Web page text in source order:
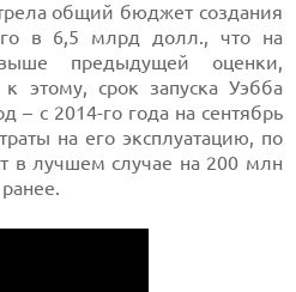
общий бюджет создания
в 6,5 млрд долл., что на
предыдущей оценки,
этому, срок запуска Уэбба
– с 2014-го года на сентябрь
на его эксплуатацию, по
в лучшем случае на 200 млн